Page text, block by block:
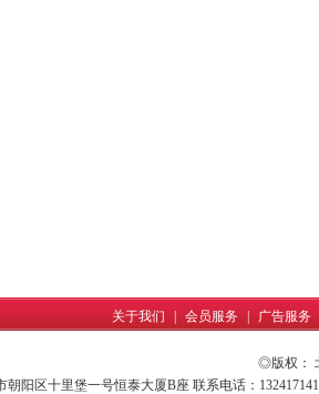
关于我们 会员服务 广告服务
◎版权：
朝阳区十里堡一号恒泰大厦B座 联系电话：